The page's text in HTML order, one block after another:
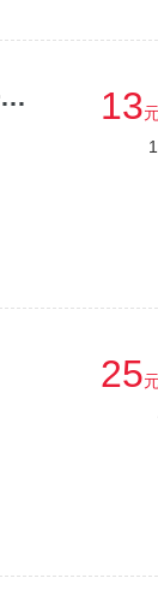
食品厂房！！！新出，独门独院总面积11000平报价 13
25